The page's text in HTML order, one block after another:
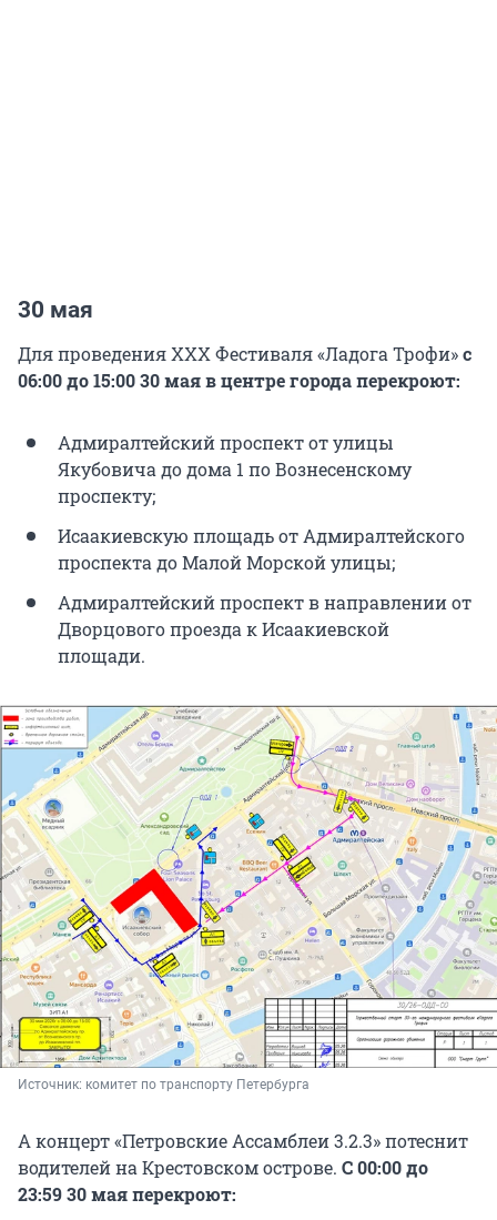
30 мая
Для проведения ХХХ Фестиваля «Ладога Трофи»с
06:00 до 15:00 30 мая в центре города перекроют:
Адмиралтейский проспект от улицы
Якубовича до дома 1 по Вознесенскому
проспекту;
Исаакиевскую площадь от Адмиралтейского
проспекта до Малой Морской улицы;
Адмиралтейский проспект в направлении от
Дворцового проезда к Исаакиевской
площади.
Источник: комитет по транспорту Петербурга
А концерт «Петровские Ассамблеи 3.2.3» потеснит
водителей на Крестовском острове. С 00:00 до
23:59 30 мая перекроют: